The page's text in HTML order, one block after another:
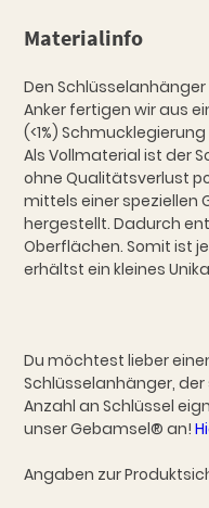
Materialinfo
Den
Anker fertigen wir aus
(<1%)
Als Vollmaterial ist der
ohne Qualitätsverlust
mittels einer speziellen
hergestellt. Dadurch
Oberflächen. Somit ist
erhältst ein kleines
Du möchtest lieber
Schlüsselanhänger,
Anzahl an Schlüssel
unser Gebamsel® an!
Angaben zur